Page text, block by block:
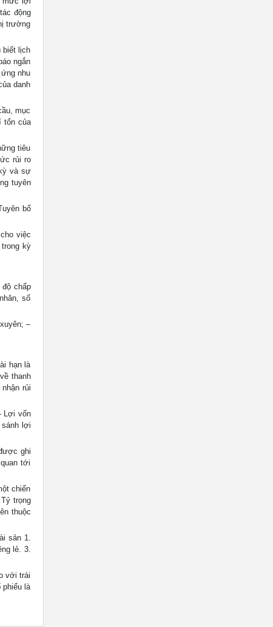
động
trường
biết lịch
ngắn
nhu
danh
mục
tổn của
tiêu
rủi ro
và sự
tuyên
bố
việc
kỳ
chấp
số
–
hạn là
thanh
rủi
Lợi vốn
sánh lợi
ghi
tới
chiến
trọng
thuộc
sản 1.
lẻ. 3.
với trái
là